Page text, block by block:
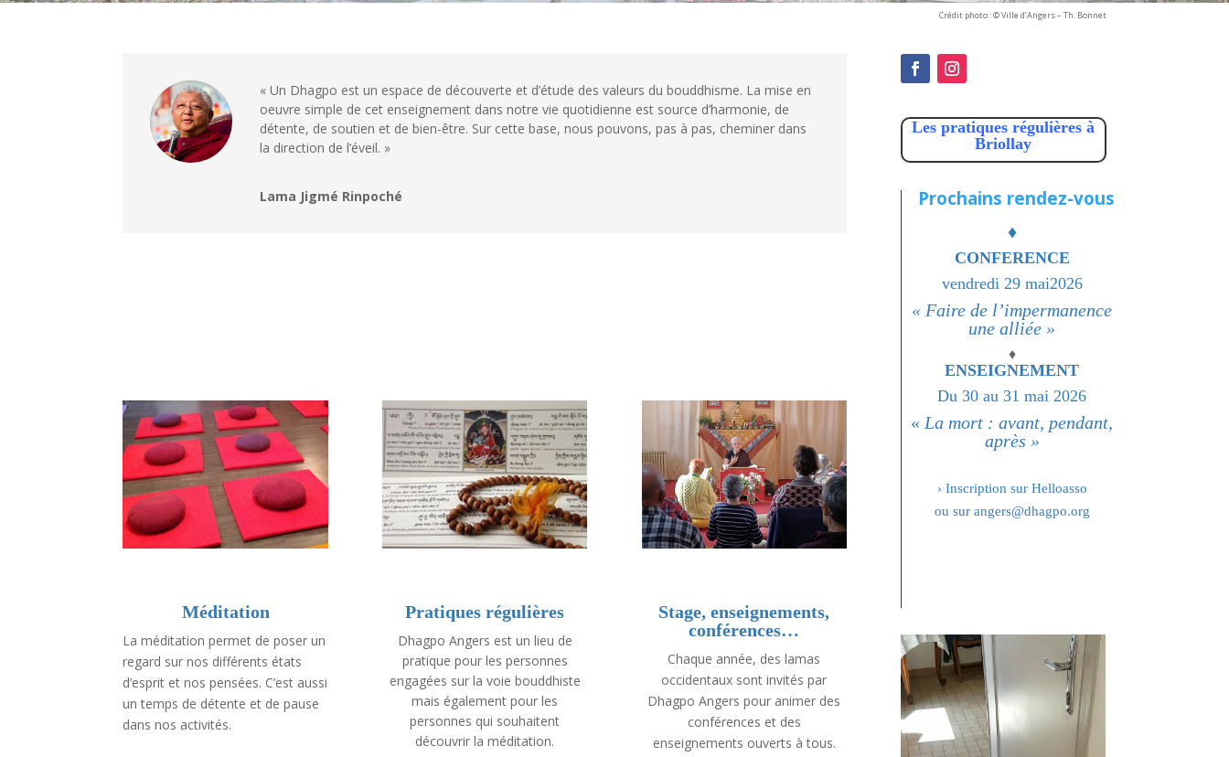
Crédit photo : © Ville d’Angers – Th. Bonnet
« Un Dhagpo est un espace de découverte et d’étude des valeurs du bouddhisme. La mise en
oeuvre simple de cet enseignement dans notre vie quotidienne est source d’harmonie, de
détente, de soutien et de bien-être. Sur cette base, nous pouvons, pas à pas, cheminer dans
la direction de l’éveil. »
Lama Jigmé Rinpoché
Méditation
La méditation permet de poser un
regard sur nos différents états
d’esprit et nos pensées. C’est aussi
un temps de détente et de pause
dans nos activités.
Pratiques régulières
Dhagpo Angers est un lieu de
pratique pour les personnes
engagées sur la voie bouddhiste
mais également pour les
personnes qui souhaitent
découvrir la méditation.
Stage, enseignements,
conférences…
Chaque année, des lamas
occidentaux sont invités par
Dhagpo Angers pour animer des
conférences et des
enseignements ouverts à tous.
Les pratiques régulières à
Briollay
Prochains rendez-vous
♦
CONFERENCE
vendredi 29 mai2026
« Faire de l’impermanence
une alliée »
♦
ENSEIGNEMENT
Du 30 au 31 mai 2026
« La mort : avant, pendant,
après »
› Inscription sur Helloasso
ou sur angers@dhagpo.org